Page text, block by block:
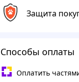
Защита
Способы оплаты
Оплатить